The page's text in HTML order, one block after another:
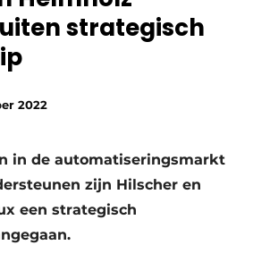
statementstrategisch
2022
in de automatiseringsmarkt
zijn Hilscher en
een strategisch